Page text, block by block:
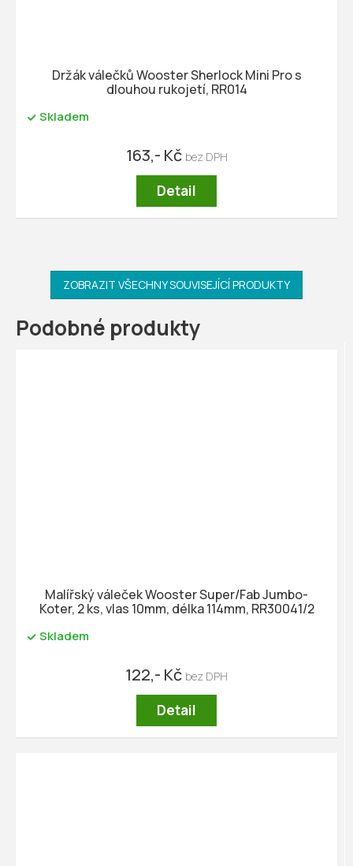
Držák válečků Wooster Sherlock Mini Pro s
dlouhou rukojetí, RR014
Skladem
163,- Kč
Detail
ZOBRAZIT VŠECHNY SOUVISEJÍCÍ PRODUKTY
Malířský váleček Wooster Super/Fab Jumbo-
Koter, 2 ks, vlas 10mm, délka 114mm, RR30041/2
Skladem
122,- Kč
Detail